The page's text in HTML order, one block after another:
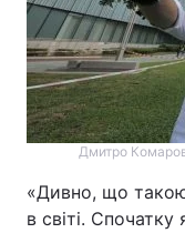
Дмитро
«Дивно, що
в світі.